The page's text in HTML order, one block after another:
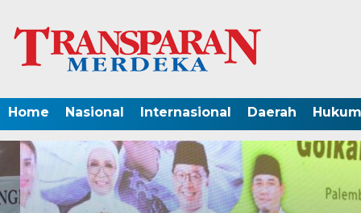
Home Nasional Internasional Daerah